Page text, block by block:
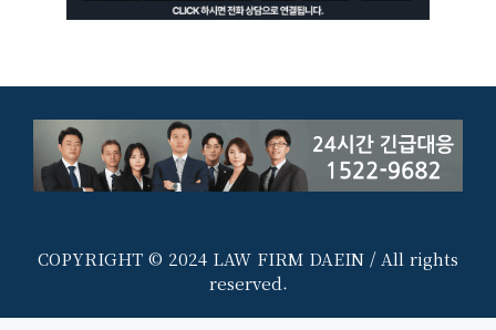
COPYRIGHT © 2024 LAW FIRM DAEIN / All rights
reserved.